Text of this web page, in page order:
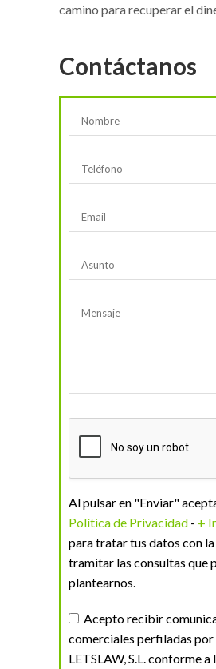
camino para recuperar el
Contáctanos
Al pulsar en "Enviar"
Política de Privacidad - +
para tratar tus datos con
tramitar las consultas que
plantearnos.
Acepto recibir
comerciales perfiladas
LETSLAW, S.L. conforme